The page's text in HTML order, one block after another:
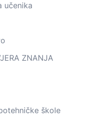
učenika
ZNANJA
škole